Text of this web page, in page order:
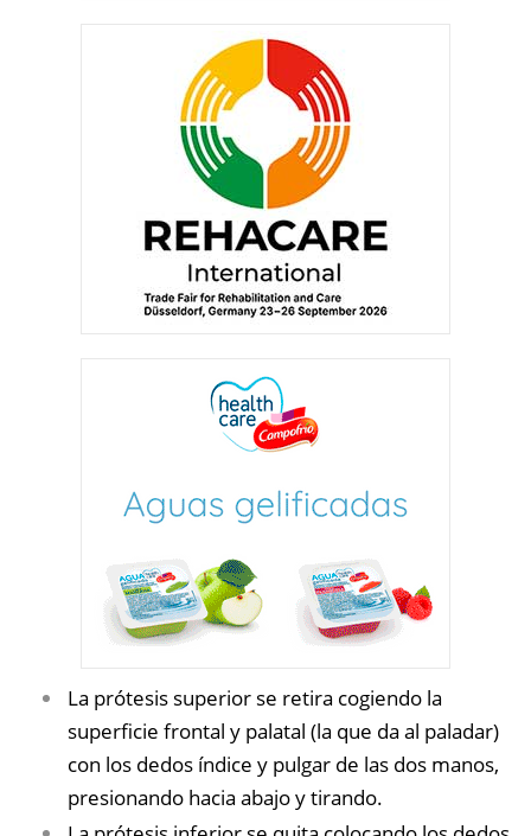
La prótesis superior se retira cogiendo la
superficie frontal y palatal (la que da al paladar)
con los dedos índice y pulgar de las dos manos,
presionando hacia abajo y tirando.